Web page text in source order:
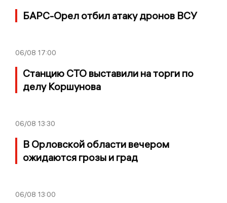
БАРС-Орел отбил атаку дронов ВСУ
06/08 17:00
Станцию СТО выставили на торги по
делу Коршунова
06/08 13:30
В Орловской области вечером
ожидаются грозы и град
06/08 13:00